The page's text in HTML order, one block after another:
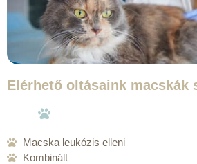
Elérhető oltásaink macskák
Macska leukózis elleni
Kombinált